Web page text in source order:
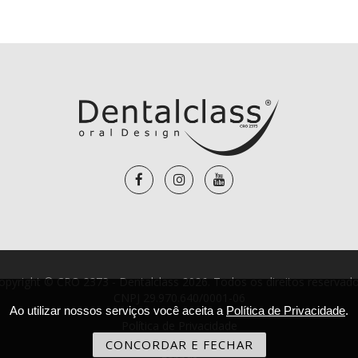
© CRO 2373 - Dentalclass 2026. Todos os direitos
Lebbus
Ao utilizar nossos serviços você aceita a Política de Privacidade.
CONCORDAR E FECHAR